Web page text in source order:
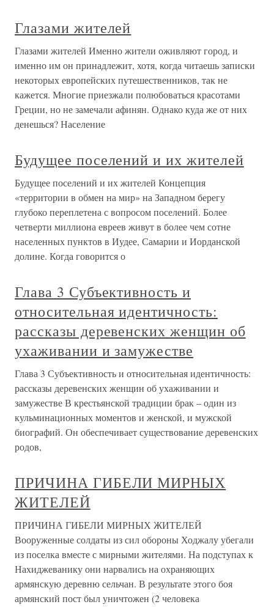
Глазами жителей
Глазами жителей Именно жители оживляют город, и
именно им он принадлежит, хотя, когда читаешь записки
некоторых европейских путешественников, так не
кажется. Многие приезжали полюбоваться красотами
Греции, но не замечали афинян. Однако куда же от них
денешься? Население
Будущее поселений и их жителей
Будущее поселений и их жителей Концепция
«территории в обмен на мир» на Западном берегу
глубоко переплетена с вопросом поселений. Более
четверти миллиона евреев живут в более чем сотне
населенных пунктов в Иудее, Самарии и Иорданской
долине. Когда говорится о
Глава 3 Субъективность и
относительная идентичность:
рассказы деревенских женщин об
ухаживании и замужестве
Глава 3 Субъективность и относительная идентичность:
рассказы деревенских женщин об ухаживании и
замужестве В крестьянской традиции брак – один из
кульминационных моментов и женской, и мужской
биографий. Он обеспечивает существование деревенских
родов,
ПРИЧИНА ГИБЕЛИ МИРНЫХ
ЖИТЕЛЕЙ
ПРИЧИНА ГИБЕЛИ МИРНЫХ ЖИТЕЛЕЙ
Вооруженные солдаты из сил обороны Ходжалу убегали
из поселка вместе с мирными жителями. На подступах к
Нахиджеванику они нарвались на охраняющих
армянскую деревню сельчан. В результате этого боя
армянский пост был уничтожен (2 человека